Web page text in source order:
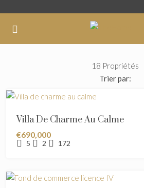
18 Propriétés
Trier par:
Villa De Charme Au Calme
€690,000
5 2 172